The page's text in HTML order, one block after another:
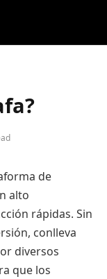
de
alto
rápidas. Sin
conlleva
diversos
que los